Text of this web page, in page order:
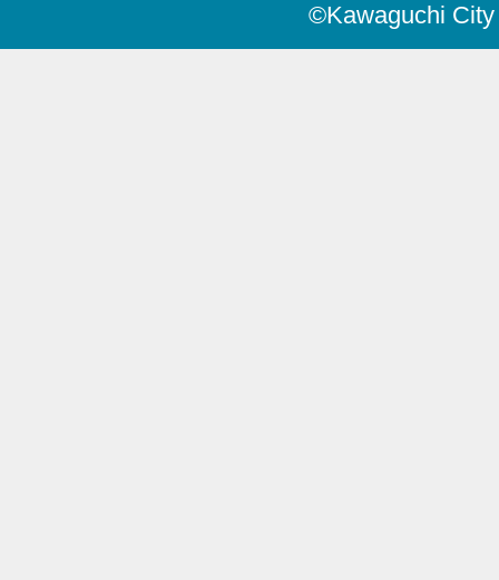
©Kawaguchi City